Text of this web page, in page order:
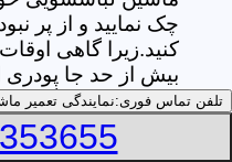
چک نمایید و از پر
کنید.زیرا گاهی
بیش از حد جا پودری
می توان به پارگی
تخلیه خرطومی زیر
های لباسشویی
تلفن تماس فوری:نمایندگی تعمیر